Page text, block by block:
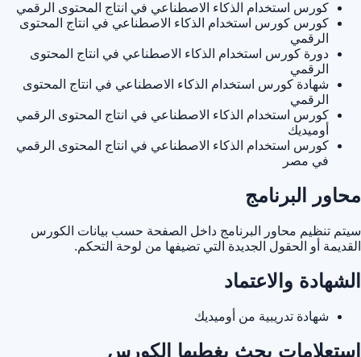
كورس استخدام الذكاء الاصطناعي في انتاج المحتوى الرقمي
كورس كورس استخدام الذكاء الاصطناعي في انتاج المحتوى
الرقمي
دورة كورس استخدام الذكاء الاصطناعي في انتاج المحتوى
الرقمي
شهادة كورس استخدام الذكاء الاصطناعي في انتاج المحتوى
الرقمي
كورس استخدام الذكاء الاصطناعي في انتاج المحتوى الرقمي
أوميديك
كورس استخدام الذكاء الاصطناعي في انتاج المحتوى الرقمي
في مصر
محاور البرنامج
سيتم تنظيم محاور البرنامج داخل الصفحة حسب بيانات الكورس
القديمة أو الحقول الجديدة التي تضيفها من لوحة التحكم.
الشهادة والاعتماد
شهادة تدريبية من أوميديك
استعلامات بحث يغطيها الكورس